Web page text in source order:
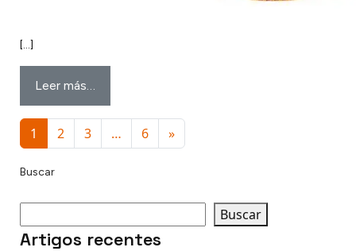
[…]
Leer más…
1 2 3 … 6 »
Buscar
Buscar
Artigos recentes